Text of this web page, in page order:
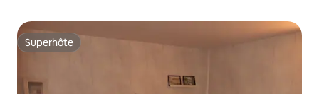
Superhôte
Superhôte